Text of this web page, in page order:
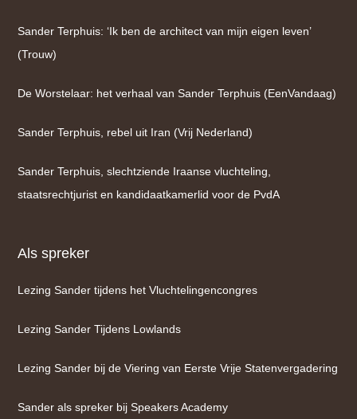
Sander Terphuis: ‘Ik ben de architect van mijn eigen leven’
(Trouw)
De Worstelaar: het verhaal van Sander Terphuis (EenVandaag)
Sander Terphuis, rebel uit Iran (Vrij Nederland)
Sander Terphuis, slechtziende Iraanse vluchteling,
staatsrechtjurist en kandidaatkamerlid voor de PvdA
Als spreker
Lezing Sander tijdens het Vluchtelingencongres
Lezing Sander Tijdens Lowlands
Lezing Sander bij de Viering van Eerste Vrije Statenvergadering
Sander als spreker bij Speakers Academy